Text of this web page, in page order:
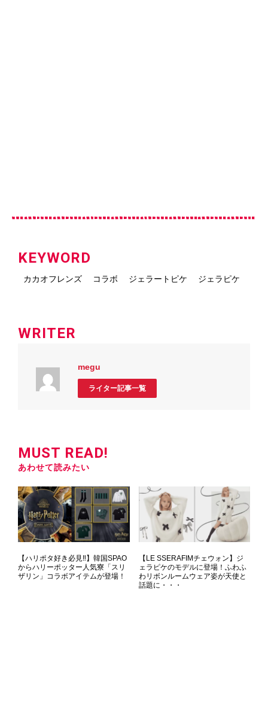
KEYWORD
カカオフレンズ コラボ ジェラートピケ ジェラピケ
WRITER
megu
ライター記事一覧
MUST READ!
あわせて読みたい
【ハリポタ好き必見‼】韓国SPAO
からハリーポッター人気寮「スリ
ザリン」コラボアイテムが登場！
【LE SSERAFIMチェウォン】ジ
ェラピケのモデルに登場！ふわふ
わリボンルームウェア姿が天使と
話題に・・・